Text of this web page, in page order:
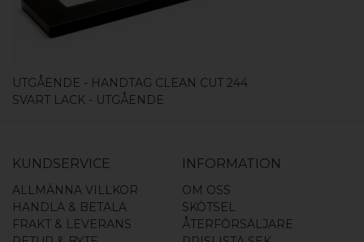
UTGÅENDE - HANDTAG CLEAN CUT 244
SVART LACK - UTGÅENDE
KUNDSERVICE
ALLMÄNNA VILLKOR
HANDLA & BETALA
FRAKT & LEVERANS
INFORMATION
OM OSS
SKÖTSEL
ÅTERFÖRSÄLJARE